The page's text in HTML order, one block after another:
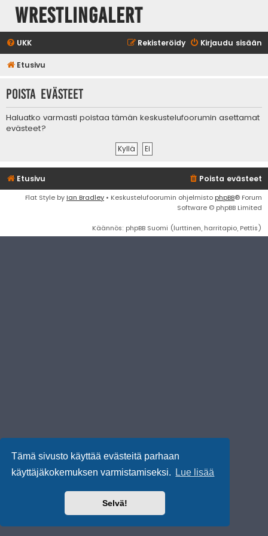
Tämä sivusto käyttää evästeitä parhaan
käyttäjäkokemuksen varmistamiseksi.
Lue lisää
Selvä!
WrestlingAlert
UKK Kirjaudu sisään
Rekisteröidy
Etusivu
Poista evästeet
Haluatko varmasti poistaa tämän keskustelufoorumin asettamat
evästeet?
Etusivu Poista evästeet
Flat Style by Ian Bradley • Keskustelufoorumin ohjelmisto phpBB® Forum
Software © phpBB Limited
Käännös: phpBB Suomi (lurttinen, harritapio, Pettis)